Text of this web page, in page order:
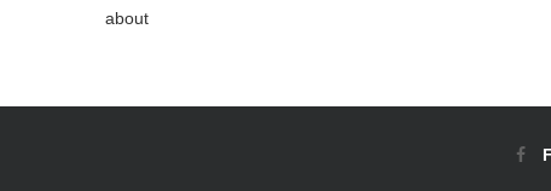
about